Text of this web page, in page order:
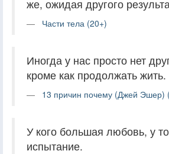
же, ожидая другого
Части тела (20+)
Иногда у нас просто нет
кроме как продолжать жить.
13 причин почему (Джей Эшер)
У кого большая любовь, у
испытание.